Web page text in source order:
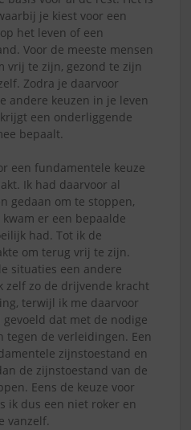
je kiest voor een
het leven of een
Voor de meeste mensen
vrij te zijn, gezond te zijn
Zodra je daarvoor
andere keuzen in je leven
een onderliggende
bepaalt.
een fundamentele keuze
Ik had daarvoor al
gedaan om te stoppen,
er een bepaalde
had. Tot ik de
om terug vrij te zijn.
situaties een andere
zelf zo de drijvende kracht
terwijl ik me daarvoor
dat met de nodige
de verleidingen. Een
zijnstoestand en
de zijnstoestand van de
Eens de keuze voor
ik dus een niet roker en
vanzelf.